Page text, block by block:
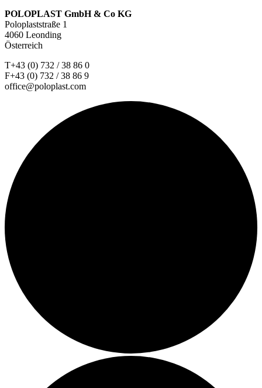
POLOPLAST GmbH & Co KG
Poloplaststraße 1
4060 Leonding
Österreich
T+43 (0) 732 / 38 86 0
F+43 (0) 732 / 38 86 9
office@poloplast.com